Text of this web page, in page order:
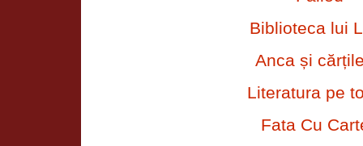
Biblioteca lui
Anca și
Literatura pe
Fata Cu